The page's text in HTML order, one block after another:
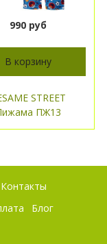
990 руб
В корзину
STREET
ПЖ13
Контакты
Блог